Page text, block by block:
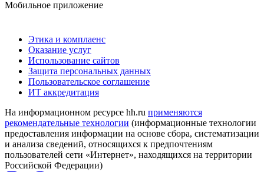
Мобильное приложение
Этика и комплаенс
Оказание услуг
Использование сайтов
Защита персональных данных
Пользовательское соглашение
ИТ аккредитация
На информационном ресурсе hh.ru применяются
рекомендательные технологии (информационные технологии
предоставления информации на основе сбора, систематизации
и анализа сведений, относящихся к предпочтениям
пользователей сети «Интернет», находящихся на территории
Российской Федерации)